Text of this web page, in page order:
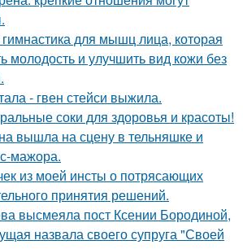
гимнастика для мышц лица, которая
молодость и улучшить вид кожи без
- гвен стейси выжила.
соки для здоровья и красоты!
вышла на сцену в тельняшке и
мажора.
из моей инсты о потрясающих
принятия решений.
высмеяла пост Ксении Бородиной,
назвала своего супруга "Своей